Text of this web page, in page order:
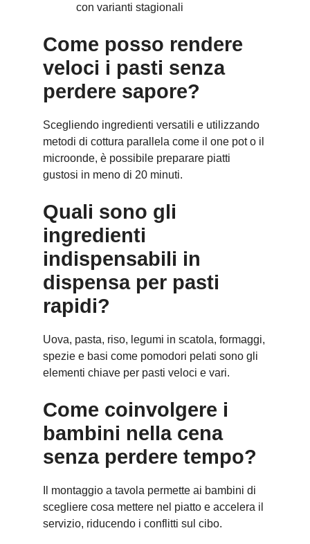
con varianti stagionali
Come posso rendere
veloci i pasti senza
perdere sapore?
Scegliendo ingredienti versatili e utilizzando
metodi di cottura parallela come il one pot o il
microonde, è possibile preparare piatti
gustosi in meno di 20 minuti.
Quali sono gli
ingredienti
indispensabili in
dispensa per pasti
rapidi?
Uova, pasta, riso, legumi in scatola, formaggi,
spezie e basi come pomodori pelati sono gli
elementi chiave per pasti veloci e vari.
Come coinvolgere i
bambini nella cena
senza perdere tempo?
Il montaggio a tavola permette ai bambini di
scegliere cosa mettere nel piatto e accelera il
servizio, riducendo i conflitti sul cibo.